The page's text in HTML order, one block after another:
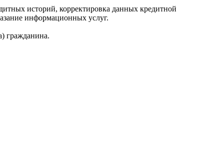
историй, корректировка данных кредитной
информационных услуг.
гражданина.